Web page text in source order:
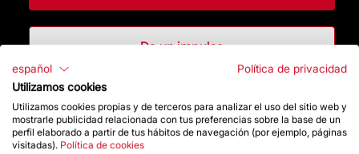
Da un impulso
español
Política de privacidad
Utilizamos cookies
Utilizamos cookies propias y de terceros para analizar el uso del sitio web y
mostrarle publicidad relacionada con tus preferencias sobre la base de un
perfil elaborado a partir de tus hábitos de navegación (por ejemplo, páginas
visitadas). Política de cookies